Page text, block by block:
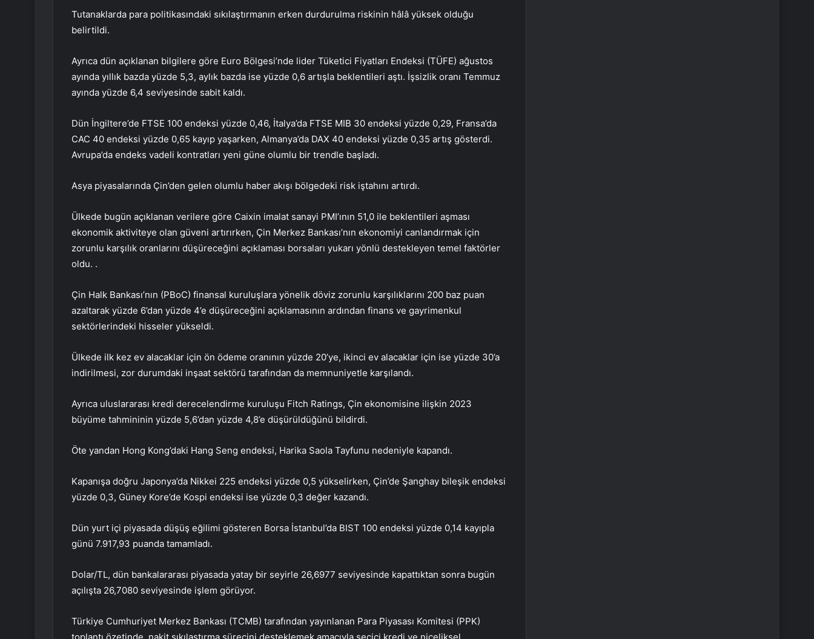
Tutanaklarda para politikasındaki sıkılaştırmanın erken durdurulma riskinin hâlâ yüksek olduğu
belirtildi.
Ayrıca dün açıklanan bilgilere göre Euro Bölgesi’nde lider Tüketici Fiyatları Endeksi (TÜFE) ağustos
ayında yıllık bazda yüzde 5,3, aylık bazda ise yüzde 0,6 artışla beklentileri aştı. İşsizlik oranı Temmuz
ayında yüzde 6,4 seviyesinde sabit kaldı.
Dün İngiltere’de FTSE 100 endeksi yüzde 0,46, İtalya’da FTSE MIB 30 endeksi yüzde 0,29, Fransa’da
CAC 40 endeksi yüzde 0,65 kayıp yaşarken, Almanya’da DAX 40 endeksi yüzde 0,35 artış gösterdi.
Avrupa’da endeks vadeli kontratları yeni güne olumlu bir trendle başladı.
Asya piyasalarında Çin’den gelen olumlu haber akışı bölgedeki risk iştahını artırdı.
Ülkede bugün açıklanan verilere göre Caixin imalat sanayi PMI’ının 51,0 ile beklentileri aşması
ekonomik aktiviteye olan güveni artırırken, Çin Merkez Bankası’nın ekonomiyi canlandırmak için
zorunlu karşılık oranlarını düşüreceğini açıklaması borsaları yukarı yönlü destekleyen temel faktörler
oldu. .
Çin Halk Bankası’nın (PBoC) finansal kuruluşlara yönelik döviz zorunlu karşılıklarını 200 baz puan
azaltarak yüzde 6’dan yüzde 4’e düşüreceğini açıklamasının ardından finans ve gayrimenkul
sektörlerindeki hisseler yükseldi.
Ülkede ilk kez ev alacaklar için ön ödeme oranının yüzde 20’ye, ikinci ev alacaklar için ise yüzde 30’a
indirilmesi, zor durumdaki inşaat sektörü tarafından da memnuniyetle karşılandı.
Ayrıca uluslararası kredi derecelendirme kuruluşu Fitch Ratings, Çin ekonomisine ilişkin 2023
büyüme tahmininin yüzde 5,6’dan yüzde 4,8’e düşürüldüğünü bildirdi.
Öte yandan Hong Kong’daki Hang Seng endeksi, Harika Saola Tayfunu nedeniyle kapandı.
Kapanışa doğru Japonya’da Nikkei 225 endeksi yüzde 0,5 yükselirken, Çin’de Şanghay bileşik endeksi
yüzde 0,3, Güney Kore’de Kospi endeksi ise yüzde 0,3 değer kazandı.
Dün yurt içi piyasada düşüş eğilimi gösteren Borsa İstanbul’da BIST 100 endeksi yüzde 0,14 kayıpla
günü 7.917,93 puanda tamamladı.
Dolar/TL, dün bankalararası piyasada yatay bir seyirle 26,6977 seviyesinde kapattıktan sonra bugün
açılışta 26,7080 seviyesinde işlem görüyor.
Türkiye Cumhuriyet Merkez Bankası (TCMB) tarafından yayınlanan Para Piyasası Komitesi (PPK)